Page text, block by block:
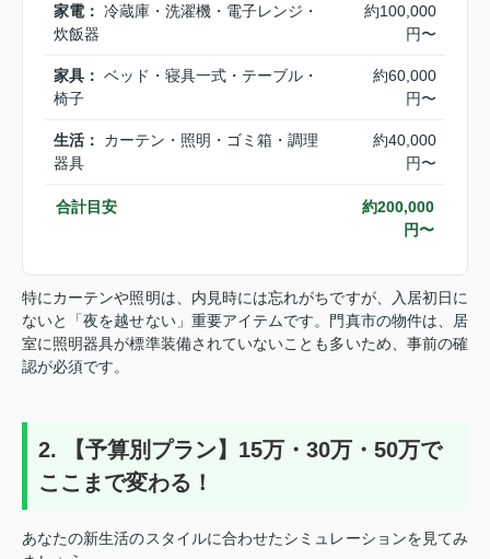
家電： 冷蔵庫・洗濯機・電子レンジ・
炊飯器
約100,000
円〜
家具： ベッド・寝具一式・テーブル・
椅子
約60,000
円〜
生活：
カーテン・照明・ゴミ箱・調理
器具
約40,000
円〜
合計目安
約200,000
円〜
特にカーテンや照明は、内見時には忘れがちですが、入居初日に
ないと「夜を越せない」重要アイテムです。門真市の物件は、居
室に照明器具が標準装備されていないことも多いため、事前の確
認が必須です。
2. 【予算別プラン】15万・30万・50万で
ここまで変わる！
あなたの新生活のスタイルに合わせたシミュレーションを見てみ